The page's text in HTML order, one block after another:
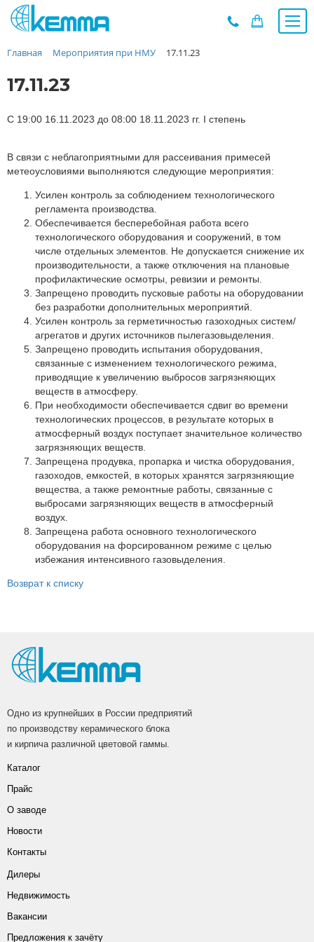
Каталог
О заводе
Новости
Дилеры
Недвижимость
Мероприятия при НМУ
Предложения к зачёту
Подбор
Вакансии
Сертификаты
Партнеры
Личный кабинет
Корзина
Избранное
Главная Мероприятия при НМУ 17.11.23
17.11.23
С 19:00 16.11.2023 до 08:00 18.11.2023 гг. I степень
В связи с неблагоприятными для рассеивания примесей
метеоусловиями выполняются следующие мероприятия:
Усилен контроль за соблюдением технологического
регламента производства.
Обеспечивается бесперебойная работа всего
технологического оборудования и сооружений, в том
числе отдельных элементов. Не допускается снижение их
производительности, а также отключения на плановые
профилактические осмотры, ревизии и ремонты.
Запрещено проводить пусковые работы на оборудовании
без разработки дополнительных мероприятий.
Усилен контроль за герметичностью газоходных систем/
агрегатов и других источников пылегазовыделения.
Запрещено проводить испытания оборудования,
связанные с изменением технологического режима,
приводящие к увеличению выбросов загрязняющих
веществ в атмосферу.
При необходимости обеспечивается сдвиг во времени
технологических процессов, в результате которых в
атмосферный воздух поступает значительное количество
загрязняющих веществ.
Запрещена продувка, пропарка и чистка оборудования,
газоходов, емкостей, в которых хранятся загрязняющие
вещества, а также ремонтные работы, связанные с
выбросами загрязняющих веществ в атмосферный
воздух.
Запрещена работа основного технологического
оборудования на форсированном режиме с целью
избежания интенсивного газовыделения.
Возврат к списку
Одно из крупнейших в России предприятий
по производству керамического блока
и кирпича различной цветовой гаммы.
Каталог
Прайс
О заводе
Новости
Контакты
Дилеры
Недвижимость
Вакансии
Предложения к зачёту